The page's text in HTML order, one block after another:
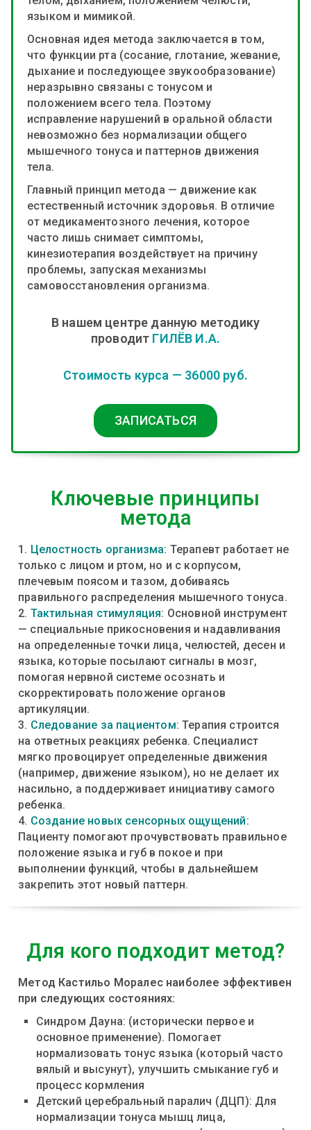
языком и мимикой.
Основная идея метода заключается в том,
что функции рта (сосание, глотание, жевание,
дыхание и последующее звукообразование)
неразрывно связаны с тонусом и
положением всего тела. Поэтому
исправление нарушений в оральной области
невозможно без нормализации общего
мышечного тонуса и паттернов движения
тела.
Главный принцип метода — движение как
естественный источник здоровья. В отличие
от медикаментозного лечения, которое
часто лишь снимает симптомы,
кинезиотерапия воздействует на причину
проблемы, запуская механизмы
самовосстановления организма.
В нашем центре данную методику
проводит ГИЛЁВ И.А.
Стоимость курса — 36000 руб.
ЗАПИСАТЬСЯ
Ключевые принципы
метода
1. Целостность организма: Терапевт работает не
только с лицом и ртом, но и с корпусом,
плечевым поясом и тазом, добиваясь
правильного распределения мышечного тонуса.
2. Тактильная стимуляция: Основной инструмент
— специальные прикосновения и надавливания
на определенные точки лица, челюстей, десен и
языка, которые посылают сигналы в мозг,
помогая нервной системе осознать и
скорректировать положение органов
артикуляции.
3. Следование за пациентом: Терапия строится
на ответных реакциях ребенка. Специалист
мягко провоцирует определенные движения
(например, движение языком), но не делает их
насильно, а поддерживает инициативу самого
ребенка.
4. Создание новых сенсорных ощущений:
Пациенту помогают прочувствовать правильное
положение языка и губ в покое и при
выполнении функций, чтобы в дальнейшем
закрепить этот новый паттерн.
Для кого подходит метод?
Метод Кастильо Моралес наиболее эффективен
при следующих состояниях:
Синдром Дауна: (исторически первое и
основное применение). Помогает
нормализовать тонус языка (который часто
вялый и высунут), улучшить смыкание губ и
процесс кормления
Детский церебральный паралич (ДЦП): Для
нормализации тонуса мышц лица,